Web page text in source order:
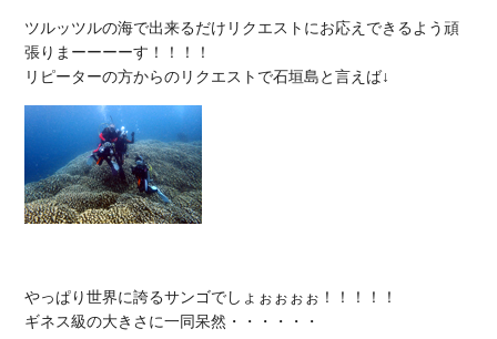
ツルッツルの海で出来るだけリクエストにお応えできるよう頑
張りまーーーーす！！！！
やっぱり世界に誇るサンゴでしょぉぉぉぉ！！！！！
ギネス級の大きさに一同呆然・・・・・・